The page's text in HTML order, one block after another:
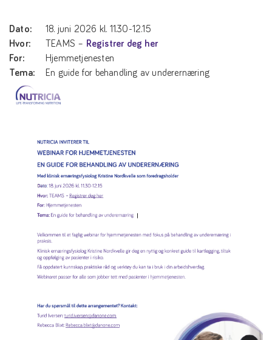
Dato:
18. juni 2026 kl. 11.30-12.15
Hvor:
TEAMS – Registrer deg her
For:
Hjemmetjenesten
Tema:
En guide for behandling av underernæring